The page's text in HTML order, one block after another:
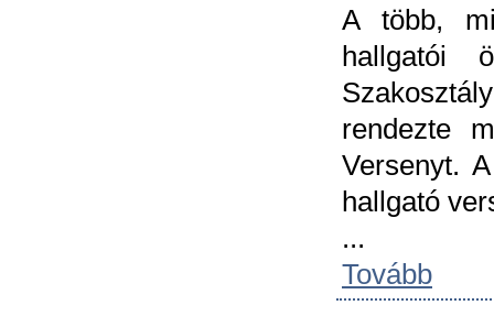
A több,
hallgatói
rendezte
Versenyt.
hallgató
...
Tovább